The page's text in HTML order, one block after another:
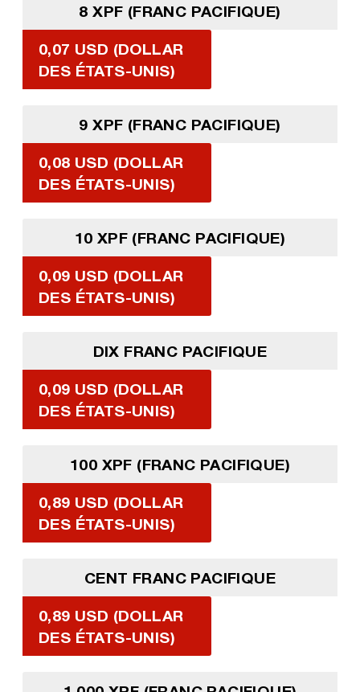
8 XPF (FRANC PACIFIQUE)
0,07 USD (DOLLAR
DES ÉTATS-UNIS)
9 XPF (FRANC PACIFIQUE)
0,08 USD (DOLLAR
DES ÉTATS-UNIS)
10 XPF (FRANC PACIFIQUE)
0,09 USD (DOLLAR
DES ÉTATS-UNIS)
DIX FRANC PACIFIQUE
0,09 USD (DOLLAR
DES ÉTATS-UNIS)
100 XPF (FRANC PACIFIQUE)
0,89 USD (DOLLAR
DES ÉTATS-UNIS)
CENT FRANC PACIFIQUE
0,89 USD (DOLLAR
DES ÉTATS-UNIS)